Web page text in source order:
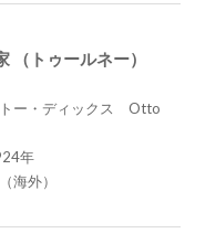
（トゥールネー）
ー・ディックス Otto
年
海外）